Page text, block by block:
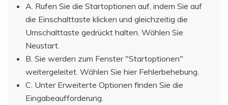
A. Rufen Sie die Startoptionen auf, indem Sie auf
die Einschalttaste klicken und gleichzeitig die
Umschalttaste gedrückt halten. Wählen Sie
Neustart.
B. Sie werden zum Fenster "Startoptionen"
weitergeleitet. Wählen Sie hier Fehlerbehebung.
C. Unter Erweiterte Optionen finden Sie die
Eingabeaufforderung.